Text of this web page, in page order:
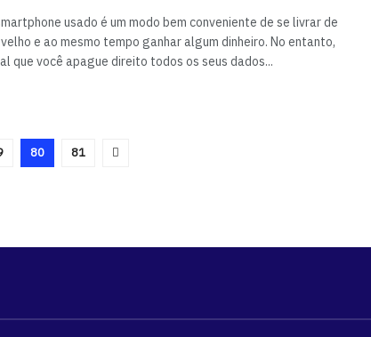
usado é um modo bem conveniente de se livrar de
e ao mesmo tempo ganhar algum dinheiro. No entanto,
que você apague direito todos os seus dados...
80 81